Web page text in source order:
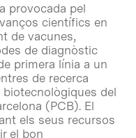
provocada pel
científics en
de vacunes,
de diagnòstic
primera línia a un
de recerca
del
(PCB). El
els seus recursos
el bon